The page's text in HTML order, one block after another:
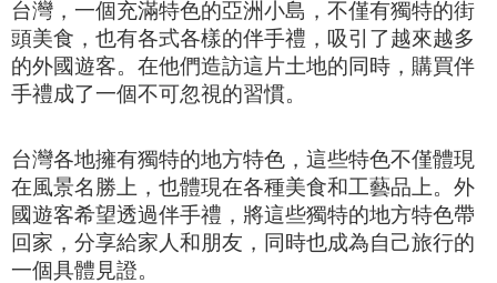
台灣，一個充滿特色的亞洲小島，不僅有獨特的街
頭美食，也有各式各樣的伴手禮，吸引了越來越多
的外國遊客。在他們造訪這片土地的同時，購買伴
手禮成了一個不可忽視的習慣。
台灣各地擁有獨特的地方特色，這些特色不僅體現
在風景名勝上，也體現在各種美食和工藝品上。外
國遊客希望透過伴手禮，將這些獨特的地方特色帶
回家，分享給家人和朋友，同時也成為自己旅行的
一個具體見證。